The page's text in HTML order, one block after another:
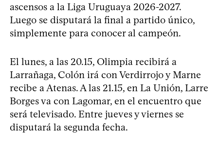
ascensos a la Liga Uruguaya 2026-2027.
Luego se disputará la final a partido único,
simplemente para conocer al campeón.
El lunes, a las 20.15, Olimpia recibirá a
Larrañaga, Colón irá con Verdirrojo y Marne
recibe a Atenas. A las 21.15, en La Unión, Larre
Borges va con Lagomar, en el encuentro que
será televisado. Entre jueves y viernes se
disputará la segunda fecha.